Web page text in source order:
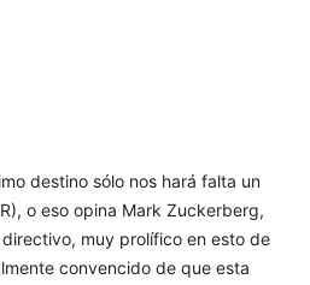
destino sólo nos hará falta un
o eso opina Mark Zuckerberg,
muy prolífico en esto de
convencido de que esta